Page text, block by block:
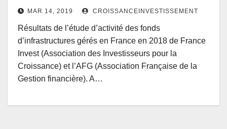
MAR 14, 2019 CROISSANCEINVESTISSEMENT
Résultats de l’étude d’activité des fonds
d’infrastructures gérés en France en 2018 de France
Invest (Association des Investisseurs pour la
Croissance) et l’AFG (Association Française de la
Gestion financière). A…